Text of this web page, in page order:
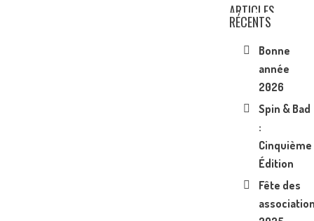
ARTICLES
RÉCENTS
Bonne
année
2026
Spin & Bad
:
Cinquième
Édition
Fête des